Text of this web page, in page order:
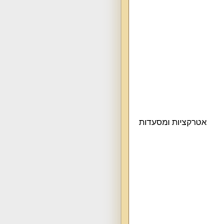
ומסעדות